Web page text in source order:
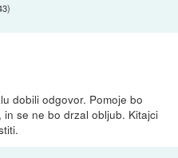
)
dobili odgovor. Pomoje bo
se ne bo drzal obljub. Kitajci